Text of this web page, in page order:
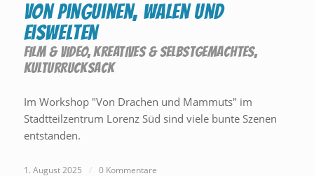
Von Pinguinen, Walen und
Eiswelten
FILM & VIDEO,KREATIVES & SELBSTGEMACHTES,
KULTURRUCKSACK
Im Workshop "Von Drachen und Mammuts" im
Stadtteilzentrum Lorenz Süd sind viele bunte Szenen
entstanden.
1. August 2025 / 0 Kommentare